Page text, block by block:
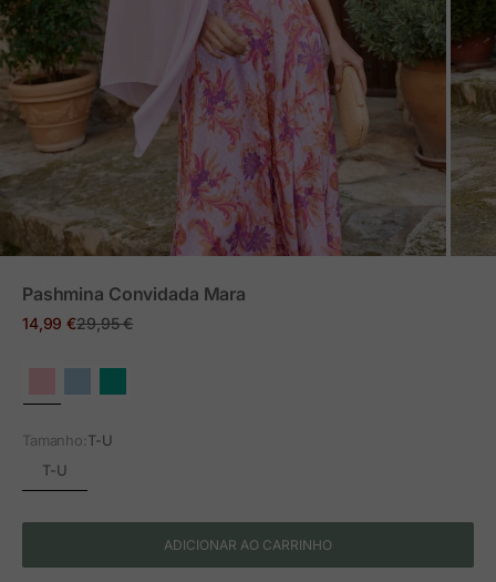
Pashmina Convidada Mara
Preço em promoção
14,99 €Preço normal
29,95 €
Tamanho:T-U
T-U
ADICIONAR AO CARRINHO